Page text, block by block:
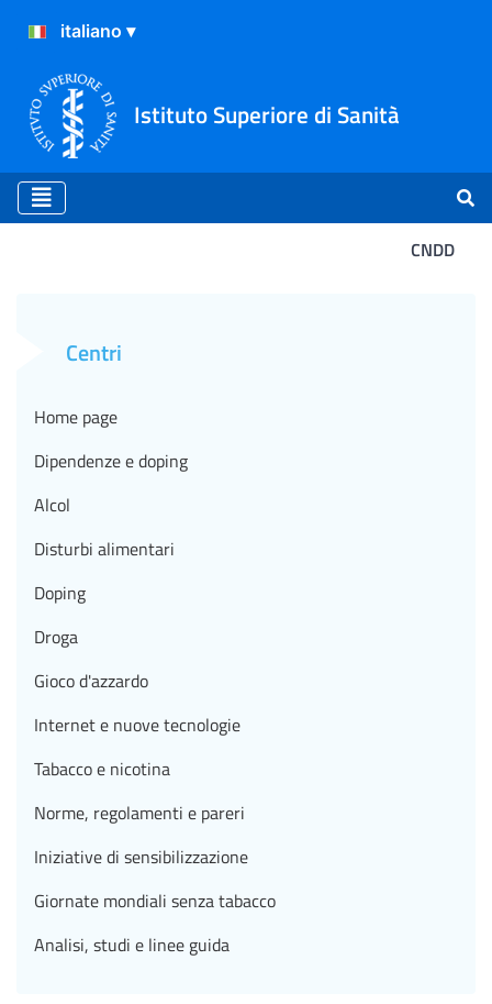
Istituto Superiore di Sanità
CNDD
Centri
Home page
Dipendenze e doping
Alcol
Disturbi alimentari
Doping
Droga
Gioco d'azzardo
Internet e nuove tecnologie
Tabacco e nicotina
Norme, regolamenti e pareri
Iniziative di sensibilizzazione
Giornate mondiali senza tabacco
Analisi, studi e linee guida